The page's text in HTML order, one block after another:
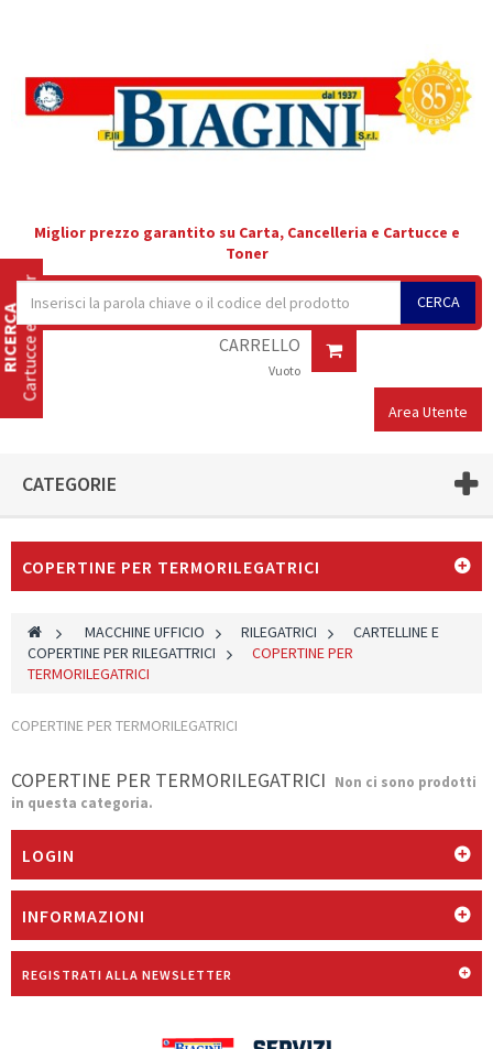
Miglior prezzo garantito su Carta, Cancelleria e Cartucce e
Toner
CERCA
CARRELLO
Vuoto
Area Utente
CATEGORIE
COPERTINE PER TERMORILEGATRICI
> MACCHINE UFFICIO > RILEGATRICI >
CARTELLINE E
COPERTINE PER RILEGATTRICI
>
COPERTINE PER
TERMORILEGATRICI
COPERTINE PER TERMORILEGATRICI
COPERTINE PER TERMORILEGATRICI Non ci sono prodotti
in questa categoria.
LOGIN
INFORMAZIONI
REGISTRATI ALLA NEWSLETTER
Cartucce e Toner